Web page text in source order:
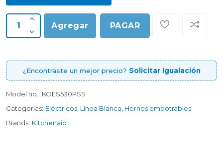
Agregar PAGAR
¿Encontraste un mejor precio? Solicitar Igualación
Model no.: KOES530PSS
Categorías: Eléctricos Línea Blanca Hornos empotrables
Brands: Kitchenaid